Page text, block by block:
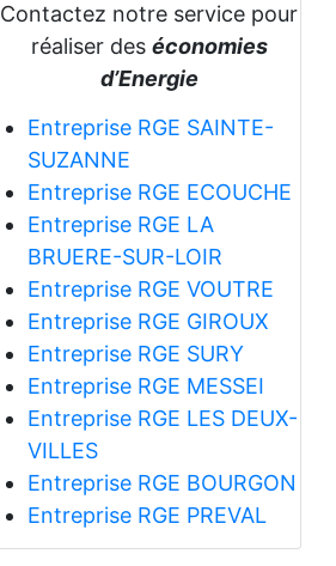
Contactez notre service pour
réaliser des économies
d’Energie
Entreprise RGE SAINTE-
SUZANNE
Entreprise RGE ECOUCHE
Entreprise RGE LA
BRUERE-SUR-LOIR
Entreprise RGE VOUTRE
Entreprise RGE GIROUX
Entreprise RGE SURY
Entreprise RGE MESSEI
Entreprise RGE LES DEUX-
VILLES
Entreprise RGE BOURGON
Entreprise RGE PREVAL